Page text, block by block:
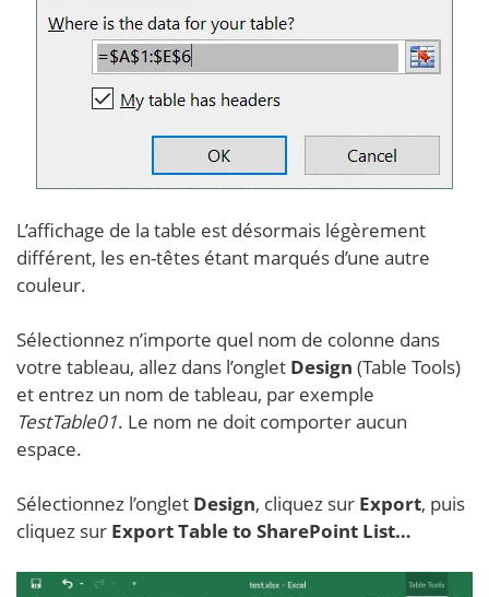
L’affichage de la table est désormais légèrement
différent, les en-têtes étant marqués d’une autre
couleur.
Sélectionnez n’importe quel nom de colonne dans
votre tableau, allez dans l’onglet Design (Table Tools)
et entrez un nom de tableau, par exemple
TestTable01. Le nom ne doit comporter aucun
espace.
Sélectionnez l’onglet Design, cliquez sur Export, puis
cliquez sur Export Table to SharePoint List…